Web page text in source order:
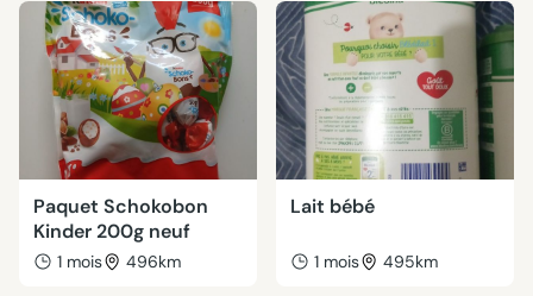
Paquet Schokobon
Kinder 200g neuf
1 mois 496km
Lait bébé
1 mois 495km